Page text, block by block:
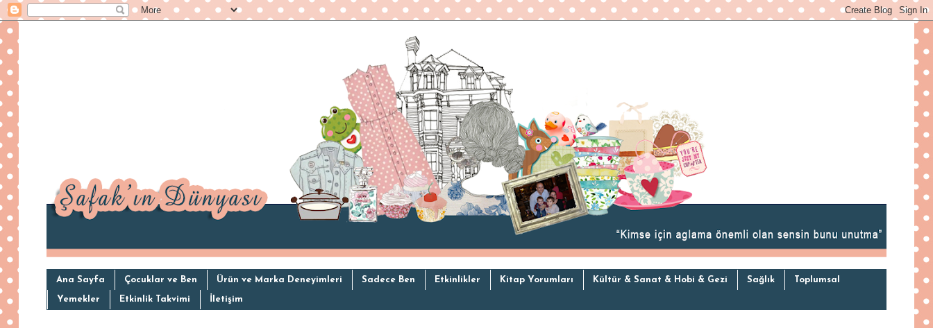
Ana Sayfa Çocuklar ve Ben Ürün ve Marka Deneyimleri Sadece Ben Etkinlikler Kitap Yorumları Kültür & Sanat & Hobi & Gezi Sağlık Toplumsal
Yemekler Etkinlik Takvimi İletişim